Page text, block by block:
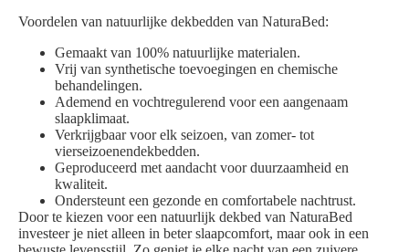
Voordelen van natuurlijke dekbedden van NaturaBed:
Gemaakt van 100% natuurlijke materialen.
Vrij van synthetische toevoegingen en chemische
behandelingen.
Ademend en vochtregulerend voor een aangenaam
slaapklimaat.
Verkrijgbaar voor elk seizoen, van zomer- tot
vierseizoenendekbedden.
Geproduceerd met aandacht voor duurzaamheid en
kwaliteit.
Ondersteunt een gezonde en comfortabele nachtrust.
Door te kiezen voor een natuurlijk dekbed van NaturaBed
investeer je niet alleen in beter slaapcomfort, maar ook in een